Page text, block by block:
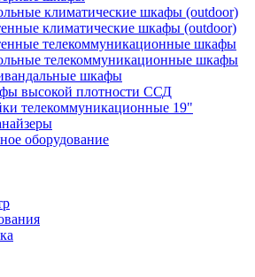
климатические шкафы (outdoor)
климатические шкафы (outdoor)
телекоммуникационные шкафы
телекоммуникационные шкафы
шкафы
высокой плотности ССД
телекоммуникационные 19"
оборудование